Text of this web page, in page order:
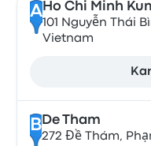
A Ho Chi Minh
101 Nguyễn Thái
Vietnam
B De Tham
272 Đề Thám,